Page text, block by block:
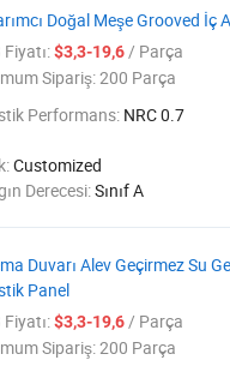
Doğal Meşe Grooved İç
Fiyatı:$3,3-19,6/ Parça
Sipariş:200 Parça
Performans: NRC 0.7
Customized
Derecesi:Sınıf A
Duvarı Alev Geçirmez Su
Panel
Fiyatı:$3,3-19,6/ Parça
Sipariş:200 Parça